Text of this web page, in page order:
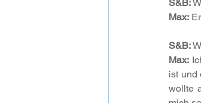
S&B:
Max:
S&B:
Max:
ist und
wollte